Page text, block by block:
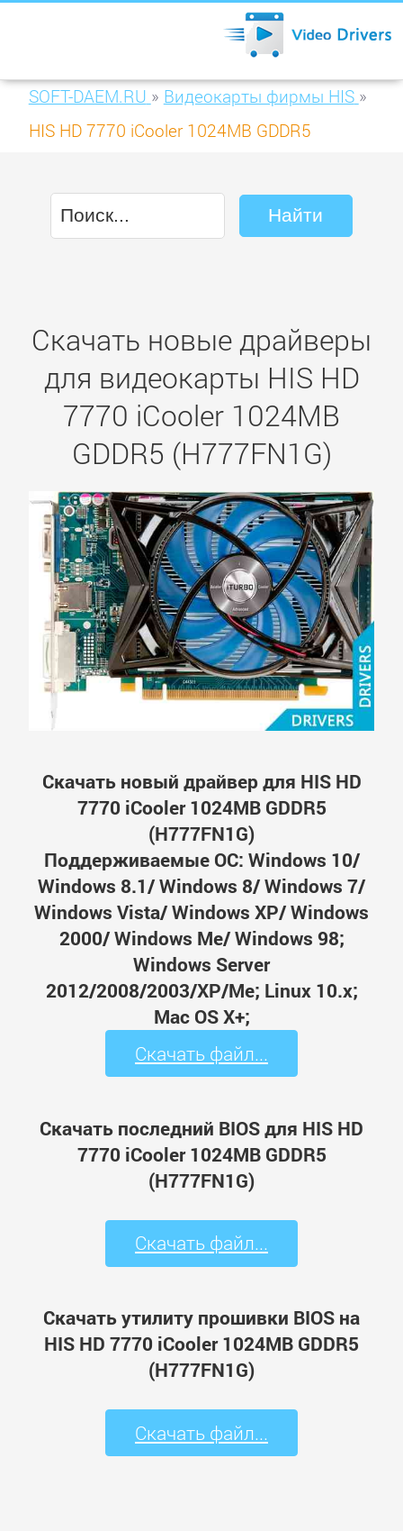
SOFT-DAEM.RU » Видеокарты фирмы HIS »
HIS HD 7770 iCooler 1024MB GDDR5
Скачать новые драйверы
для видеокарты HIS HD
7770 iCooler 1024MB
GDDR5 (H777FN1G)
Скачать новый драйвер для HIS HD
7770 iCooler 1024MB GDDR5
(H777FN1G)
Поддерживаемые ОС: Windows 10/
Windows 8.1/ Windows 8/ Windows 7/
Windows Vista/ Windows XP/ Windows
2000/ Windows Me/ Windows 98;
Windows Server
2012/2008/2003/XP/Me; Linux 10.x;
Mac OS X+;
Скачать файл...
Скачать последний BIOS для HIS HD
7770 iCooler 1024MB GDDR5
(H777FN1G)
Скачать файл...
Скачать утилиту прошивки BIOS на
HIS HD 7770 iCooler 1024MB GDDR5
(H777FN1G)
Скачать файл...